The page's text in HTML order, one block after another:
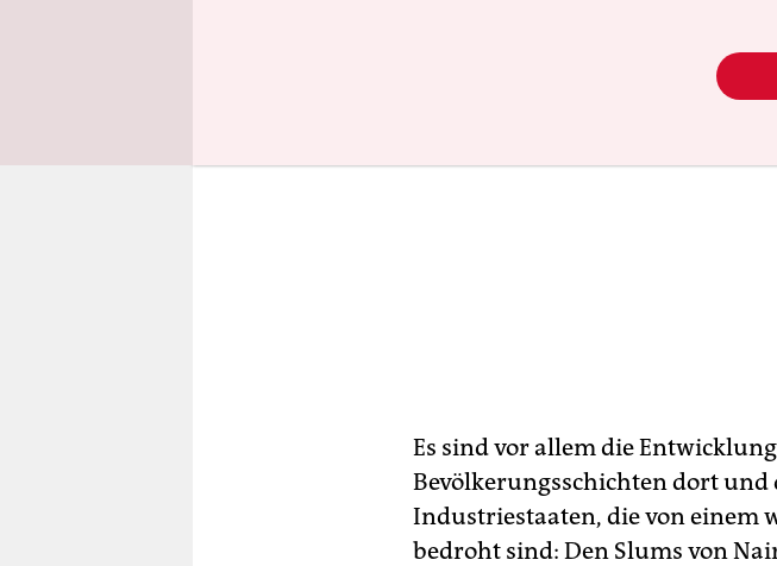
Es sind vor allem die
Bevölkerungsschichten dort
Industriestaaten, die von einem
bedroht sind: Den Slums von